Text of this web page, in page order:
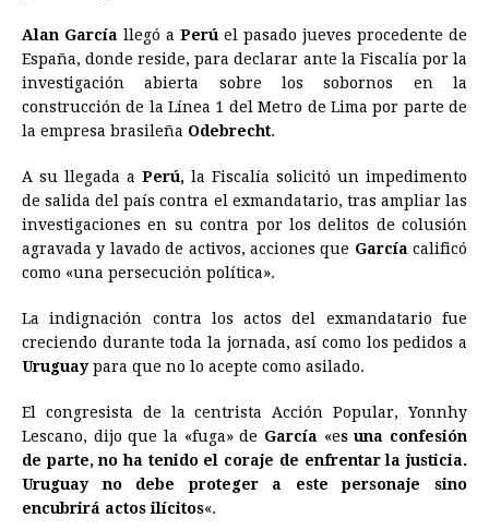
Alan García llegó a Perú el pasado jueves procedente de
España, donde reside, para declarar ante la Fiscalía por la
investigación abierta sobre los sobornos en la
construcción de la Línea 1 del Metro de Lima por parte de
la empresa brasileña Odebrecht.
A su llegada a Perú, la Fiscalía solicitó un impedimento
de salida del país contra el exmandatario, tras ampliar las
investigaciones en su contra por los delitos de colusión
agravada y lavado de activos, acciones que García calificó
como «una persecución política».
La indignación contra los actos del exmandatario fue
creciendo durante toda la jornada, así como los pedidos a
Uruguaypara que no lo acepte como asilado.
El congresista de la centrista Acción Popular, Yonnhy
Lescano, dijo que la «fuga» de García «es una confesión
de parte, no ha tenido el coraje de enfrentar la justicia.
Uruguay no debe proteger a este personaje sino
encubrirá actos ilícitos«.